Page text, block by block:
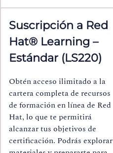
Suscripción a Red
Hat® Learning –
Estándar (LS220)
Obtén acceso ilimitado a la
cartera completa de recursos
de formación en línea de Red
Hat, lo que te permitirá
alcanzar tus objetivos de
certificación. Podrás explorar